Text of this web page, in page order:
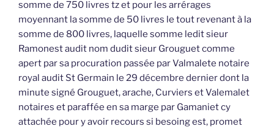
somme de 750 livres tz et pour les arrérages
moyennant la somme de 50 livres le tout revenant à la
somme de 800 livres, laquelle somme ledit sieur
Ramonest audit nom dudit sieur Grouguet comme
apert par sa procuration passée par Valmalete notaire
royal audit St Germain le 29 décembre dernier dont la
minute signé Grouguet, arache, Curviers et Valemalet
notaires et paraffée en sa marge par Gamaniet cy
attachée pour y avoir recours si besoing est, promet